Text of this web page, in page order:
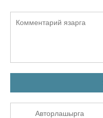
Авторлашырга